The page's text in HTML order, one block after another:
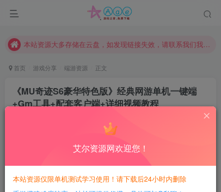
本网站的文章部分内容可能来源于网络，仅供大家学习与参考，如有侵权，请联系站长QQ466107887进行删除处理。
本站资源大多存储在云盘，如发现链接失效，请联系我们我们会第一时间更新。
请勿相信任何评论区广告！以免上当受骗！
本网站的文章部分内容可能来源于网络，仅供大家学习与参考，如有侵权，请联系站长QQ466107887进行删除处理。
首页 游戏分享 端游资源 正文
《MU奇迹S6豪华特色版》经典网游单机一键端
+Gm工具+配套客户端+详细视频教程
每日活跃最高可获得600积分！所有资源可以使用
积分免费兑换！
艾尔资源网欢迎您！
本站资源仅限单机测试学习使用！请下载后24小时内删除